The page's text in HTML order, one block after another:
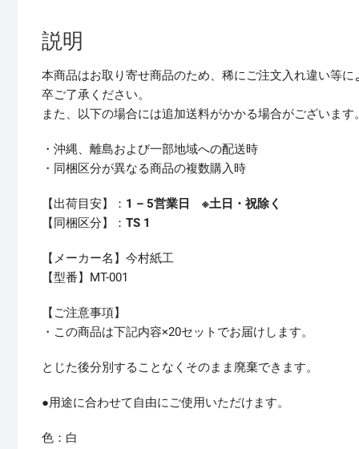
説明
本商品はお取り寄せ商品のため、稀にご注文入れ違い等
卒ご了承ください。
また、以下の場合には追加送料がかかる場合がございます
・沖縄、離島および一部地域への配送時
・同梱区分が異なる商品の複数購入時
【出荷目安】： 1 – 5営業日 ※土日・祝除く
【同梱区分】： TS 1
【メーカー名】今村紙工
【型番】MT-001
【ご注意事項】
・この商品は下記内容×20セットでお届けします。
とじた後分別することなくそのまま廃棄できます。
●用途に合わせて自由にご使用いただけます。
色：白